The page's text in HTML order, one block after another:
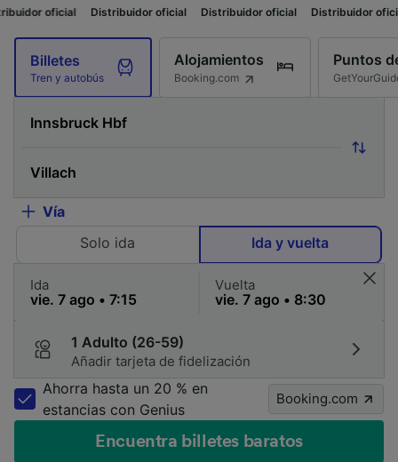
Distribuidor oficial Distribuidor oficial Distribuidor oficial
Billetes
Tren y autobús
Alojamientos
Booking.com
Puntos
Vía
Solo ida
Ida y vuelta
Ida Vuelta
1 Adulto (26-59)
Añadir tarjeta de fidelización
Ahorra hasta un 20 % en
estancias con Genius
Booking.com
Encuentra billetes baratos